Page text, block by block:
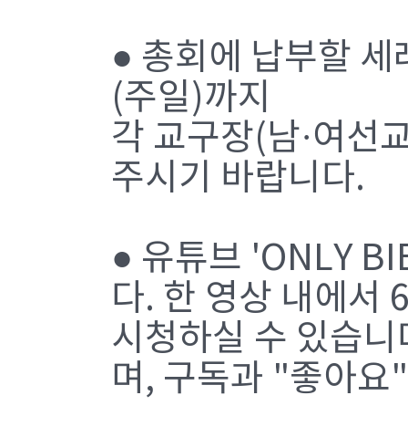
● 총회에 납부할
(주일)까지
각 교구장(남·여선
주시기 바랍니다.
● 유튜브 'ONLY
다. 한 영상 내에서
시청하실 수 있습
며, 구독과 "좋아요